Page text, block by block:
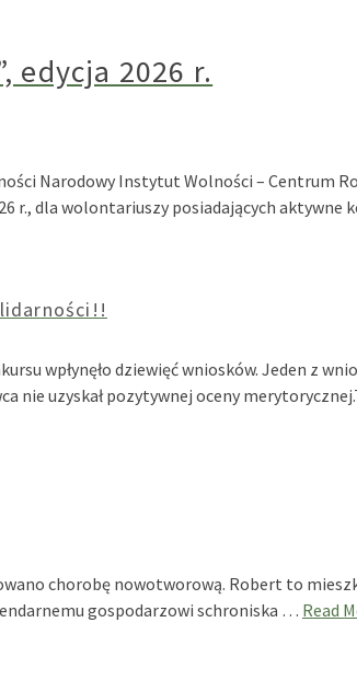
edycja 2026 r.
Narodowy Instytut Wolności – Centrum
r., dla wolontariuszy posiadających
wpłynęło dziewięć wniosków. Jeden z
nie uzyskał pozytywnej oceny
chorobę nowotworową. Robert to
gospodarzowi schroniska … Read